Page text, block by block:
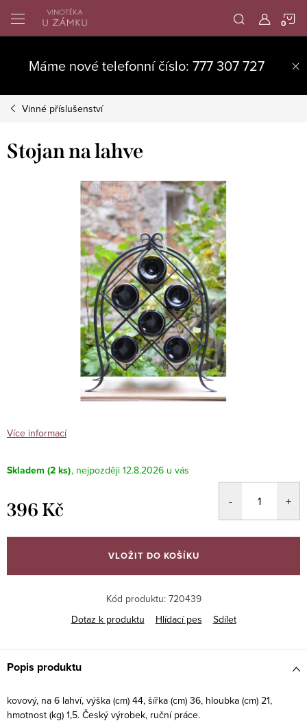
obsah
Máme nové telefonní číslo: 777 307 727
Vinné příslušenství
Stojan na lahve
Více informací
Skladem (2 ks) 12.8.2026
396 Kč
cena:
VLOŽIT DO KOŠÍKU
Kód produktu: 720439
Dotaz k produktu
Hlídací pes Sdílet
Popis produktu
kovový, na 6 lahví, výška (cm) 44, šířka (cm) 36, hloubka (cm) 21,
hmotnost (kg) 1,5. Český výrobek, ruční práce.